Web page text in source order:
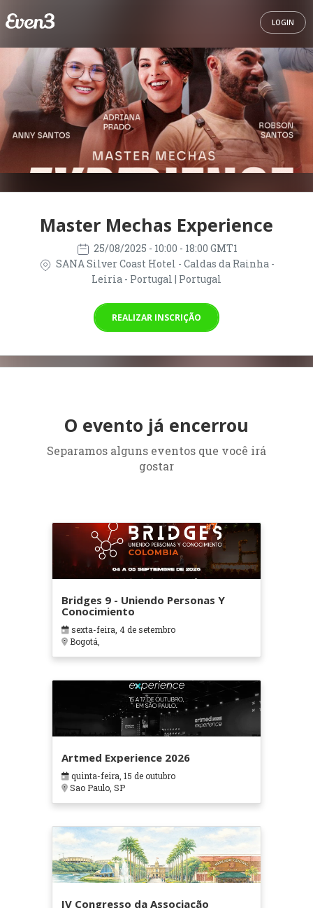
LOGIN
Master Mechas Experience
25/08/2025 - 10:00 - 18:00 GMT1
SANA Silver Coast Hotel - Caldas da Rainha -
Leiria - Portugal | Portugal
REALIZAR INSCRIÇÃO
O evento já encerrou
Separamos alguns eventos que você irá
gostar
Bridges 9 - Uniendo Personas Y
Conocimiento
sexta-feira, 4 de setembro
Bogotá,
Artmed Experience 2026
quinta-feira, 15 de outubro
Sao Paulo, SP
IV Congresso da Associação